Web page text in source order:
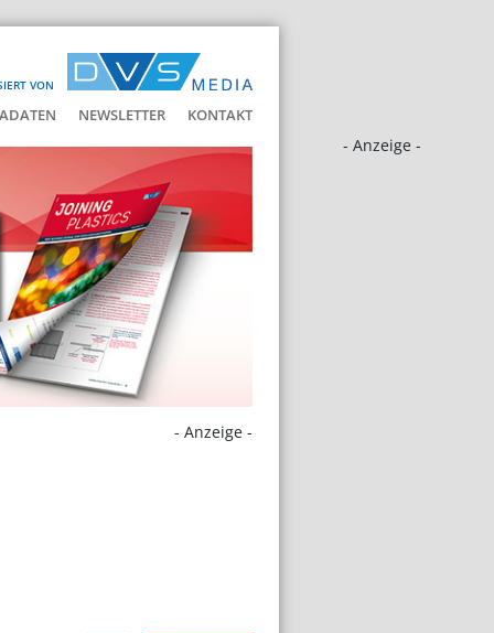
VON
NEWSLETTER KONTAKT
- Anzeige -
- Anzeige -